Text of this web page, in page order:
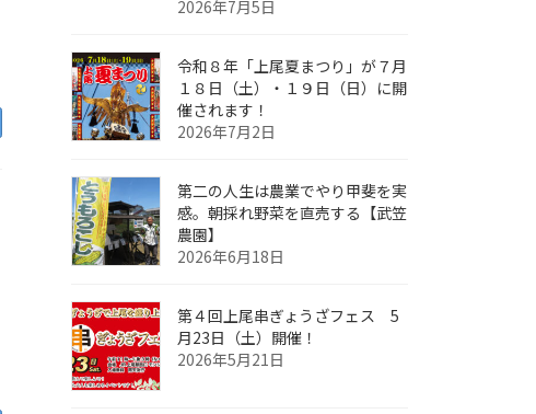
2026年7月5日
令和８年「上尾夏まつり」が７月
１８日（土）・１９日（日）に開
催されます！
2026年7月2日
第二の人生は農業でやり甲斐を実
感。朝採れ野菜を直売する【武笠
農園】
2026年6月18日
第４回上尾串ぎょうざフェス 5
月23日（土）開催！
2026年5月21日